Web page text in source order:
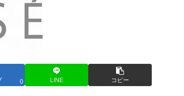
0 LINE コピー